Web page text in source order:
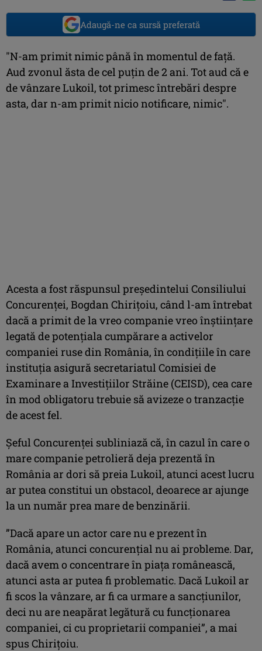
Adaugă-ne ca sursă preferată
″N-am primit nimic până în momentul de față.
Aud zvonul ăsta de cel puțin de 2 ani. Tot aud că e
de vânzare Lukoil, tot primesc întrebări despre
asta, dar n-am primit nicio notificare, nimic″.
Acesta a fost răspunsul președintelui Consiliului
Concurenței, Bogdan Chirițoiu, când l-am întrebat
dacă a primit de la vreo companie vreo înștiințare
legată de potențiala cumpărare a activelor
companiei ruse din România, în condițiile în care
instituția asigură secretariatul Comisiei de
Examinare a Investițiilor Străine (CEISD), cea care
în mod obligatoru trebuie să avizeze o tranzacție
de acest fel.
Șeful Concurenței subliniază că, în cazul în care o
mare companie petrolieră deja prezentă în
România ar dori să preia Lukoil, atunci acest lucru
ar putea constitui un obstacol, deoarece ar ajunge
la un număr prea mare de benzinării.
”Dacă apare un actor care nu e prezent în
România, atunci concurenţial nu ai probleme. Dar,
dacă avem o concentrare în piaţa românească,
atunci asta ar putea fi problematic. Dacă Lukoil ar
fi scos la vânzare, ar fi ca urmare a sancţiunilor,
deci nu are neapărat legătură cu funcţionarea
companiei, ci cu proprietarii companiei”, a mai
spus Chiriţoiu.